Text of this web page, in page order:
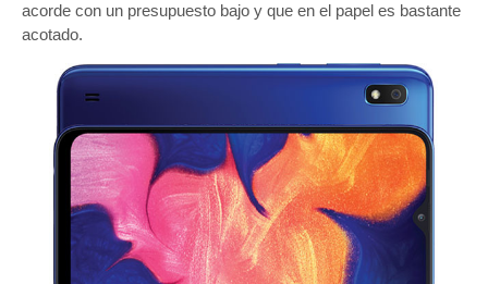
acorde con un presupuesto bajo y que en el papel es bastante
acotado.